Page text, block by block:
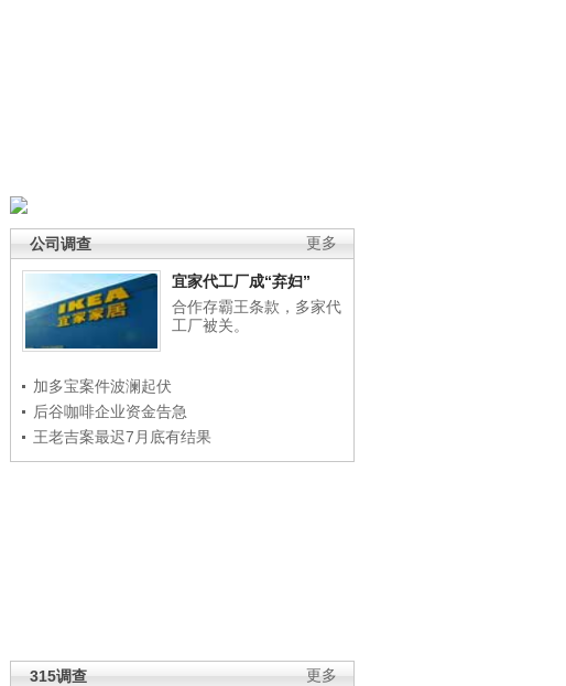
更多
公司调查
宜家代工厂成“弃妇”
合作存霸王条款，多家代
工厂被关。
加多宝案件波澜起伏
后谷咖啡企业资金告急
王老吉案最迟7月底有结果
更多
315调查